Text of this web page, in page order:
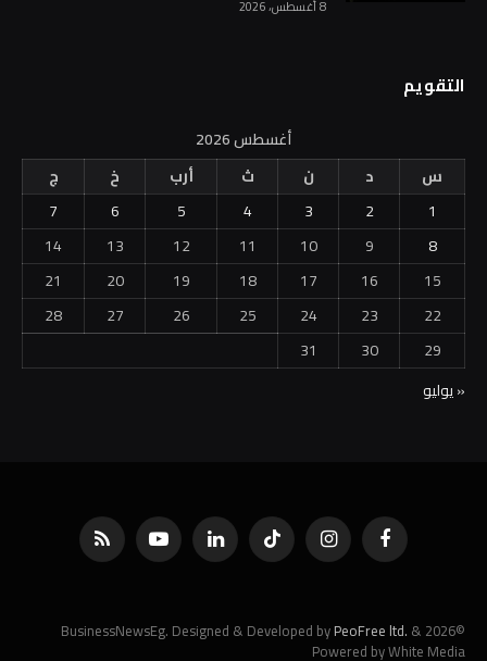
8 أغسطس، 2026
التقويم
أغسطس 2026
س
د ن ث أرب خ
ج
1
2
3
4
5
6
7
8
9
10
11
12
13
14
15
16
17
18
19
20
21
22
23
24
25
26
27
28
29
30
31
« يوليو
فيسبوك الانستغرامتيكتوك لينكدإن يوتيوب RSS
©2026 BusinessNewsEg. Designed & Developed by
PeoFree ltd. &
Powered by White Media